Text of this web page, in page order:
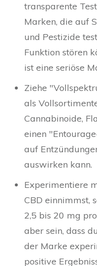
transparente
Marken, die auf
und Pestizide
Funktion stören
ist eine seriöse
Ziehe
als
Cannabinoide,
einen
auf
auswirken kann.
Experimentiere
CBD einnimmst,
2,5 bis 20 mg
aber sein, dass
der Marke
positive